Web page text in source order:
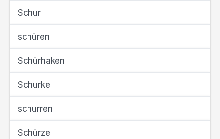
Schur
schüren
Schürhaken
Schurke
schurren
Schürze